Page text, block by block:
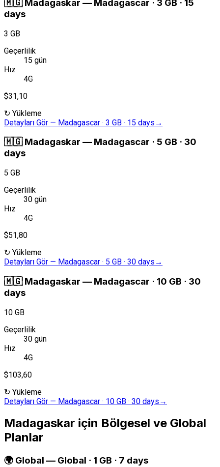
🇲🇬 Madagaskar — Madagascar · 3 GB · 15
days
3 GB
Geçerlilik
15 gün
Hız
4G
$31,10
↻ Yükleme
Detayları Gör — Madagascar · 3 GB · 15 days →
🇲🇬 Madagaskar — Madagascar · 5 GB · 30
days
5 GB
Geçerlilik
30 gün
Hız
4G
$51,80
↻ Yükleme
Detayları Gör — Madagascar · 5 GB · 30 days →
🇲🇬 Madagaskar — Madagascar · 10 GB · 30
days
10 GB
Geçerlilik
30 gün
Hız
4G
$103,60
↻ Yükleme
Detayları Gör — Madagascar · 10 GB · 30 days →
Madagaskar için Bölgesel ve Global
Planlar
🌍 Global — Global · 1 GB · 7 days